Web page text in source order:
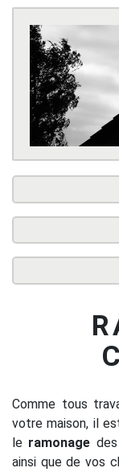
Comme tous
votre maison, il
le ramonage
ainsi que de vos